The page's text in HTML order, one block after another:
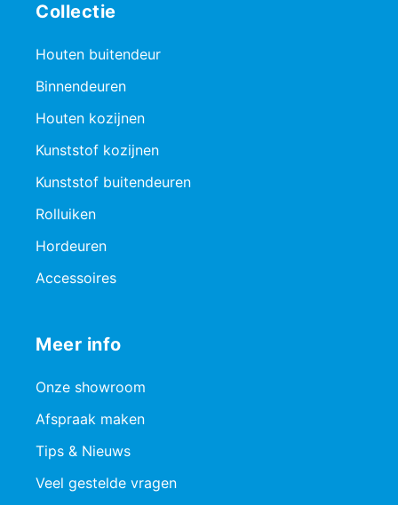
Collectie
Houten buitendeur
Binnendeuren
Houten kozijnen
Kunststof kozijnen
Kunststof buitendeuren
Rolluiken
Hordeuren
Accessoires
Meer info
Onze showroom
Afspraak maken
Tips & Nieuws
Veel gestelde vragen